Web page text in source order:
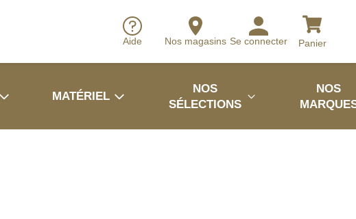
Aide Nos magasins Se connecter Panier
MATÉRIEL
NOS
SÉLECTIONS
NOS